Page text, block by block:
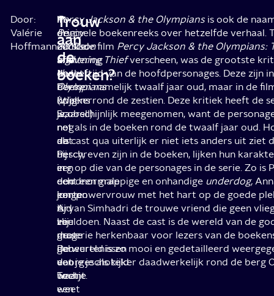
Door:
Valérie
Hoffmann
In
de
eerste
aflevering
denkt
Percy
(Walker
Scobell)
nog
dat
hij
een
doodnormale
jongen
is.
Hij
mag
dan
een
beetje
een
In
Percy
Jackson
and
the
Olympians
krijg
je,
net
als
Percy,
in
een
korte
tijd
veel
grote
gebeurtenissen
voorgeschoteld.
Toch
weet
Trouw
aan
de
boeken?
Percy Jackson & the Olympians is ook de
originele boekenreeks over hetzelfde verhaal.
2010 de film Percy Jackson & the Olympians:
Lightning Thiefverscheen, was de grootste
de leeftijd van de hoofdpersonages. Deze zijn
boeken namelijk twaalf jaar oud, maar in de
opeens rond de zestien. Deze kritiek heeft de
waarschijnlijk meegenomen, want de
net als in de boeken rond de twaalf jaar oud.
de cast qua uiterlijk er niet iets anders uit ziet
beschreven zijn in de boeken, lijken hun
erg op die van de personages in de serie. Zo is
echt een grappige en onhandige underdog,
een powervrouw met het hart op de goede
Aryan Simhadri de trouwe vriend die geen
zou doen. Naast de cast is de wereld van de
de serie herkenbaar voor lezers van de
De wereld is zo mooi en gedetailleerd
dat je je als kijker daadwerkelijk rond de berg
waant.